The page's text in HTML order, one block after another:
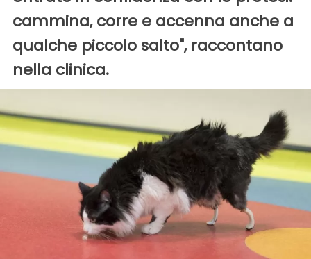
cammina, corre e accenna anche a
qualche piccolo salto", raccontano
nella clinica.